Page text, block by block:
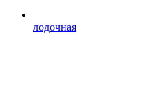
лодочная